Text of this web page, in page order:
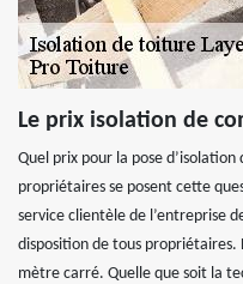
Le prix isolation de
Quel prix pour la pose
propriétaires se posent cette
service clientèle de l’entreprise
disposition de tous propriétaires.
mètre carré. Quelle que soit la